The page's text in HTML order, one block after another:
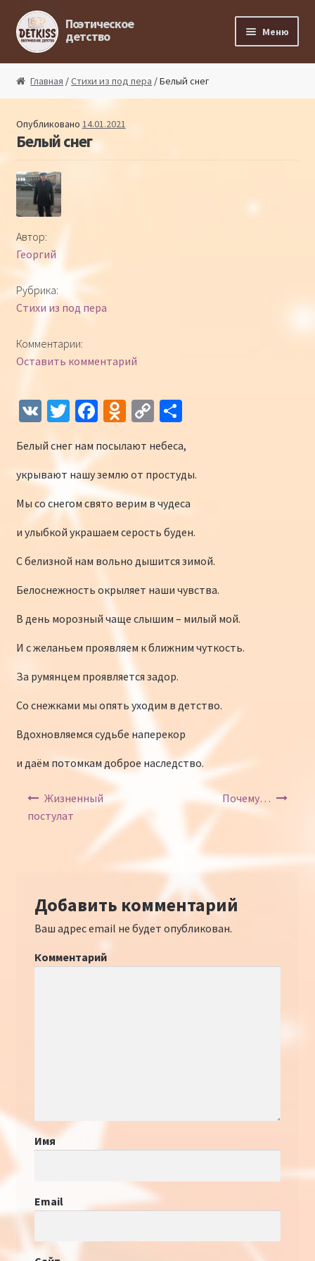
Перейти к навигации
Перейти к содержимому
Поэтическое
детство Меню
Поэтический ликбез
Поэтический блог
Детская философия
Интернет-конкурс чтецов «Созвучие 2018»
Наши участники и победители
Наши участники 2017
Страничка победителей 2017
Главная /Стихи из под пера / Белый снег
Опубликовано 14.01.2021
Белый снег
Автор:
Георгий
Рубрика:
Стихи из под пера
Комментарии:
Оставить комментарий
V T
tt
er
Fa
b
o
o
k
O
n
o
kl
as
sn
iki
C
p
y
Li
n
k
О
п
р
а
в
и
ть
Белый снег нам посылают небеса,
укрывают нашу землю от простуды.
Мы со снегом свято верим в чудеса
и улыбкой украшаем серость буден.
С белизной нам вольно дышится зимой.
Белоснежность окрыляет наши чувства.
В день морозный чаще слышим – милый мой.
И с желаньем проявляем к ближним чуткость.
За румянцем проявляется задор.
Со снежками мы опять уходим в детство.
Вдохновляемся судьбе наперекор
и даём потомкам доброе наследство.
Навигация по записям
Жизненный
постулат
Почему…
Добавить комментарий
Ваш адрес email не будет опубликован.
Комментарий
Имя
Email